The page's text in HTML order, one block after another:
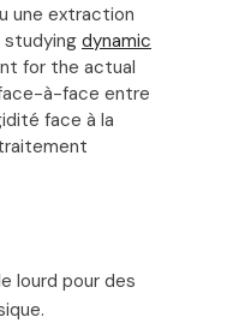
une extraction
studying dynamic
for the actual
à-face entre
face à la
lourd pour des